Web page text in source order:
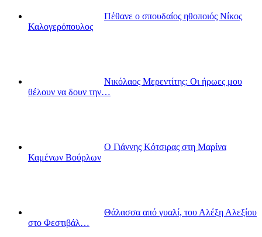
Πέθανε ο σπουδαίος ηθοποιός Νίκος
Καλογερόπουλος
Νικόλαος Μερεντίτης: Οι ήρωες μου
θέλουν να δουν την…
Ο Γιάννης Κότσιρας στη Μαρίνα
Καμένων Βούρλων
Θάλασσα από γυαλί, του Αλέξη Αλεξίου
στο Φεστιβάλ…